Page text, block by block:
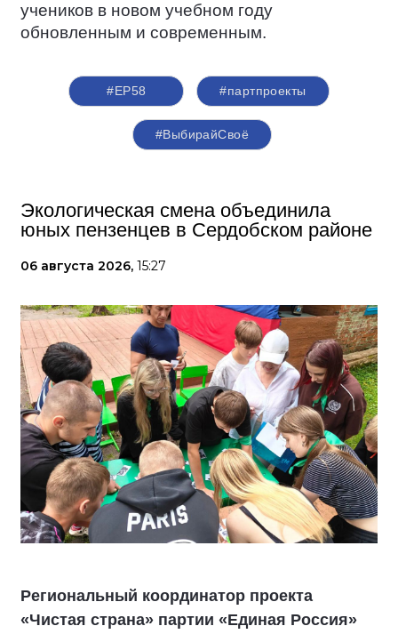
учеников в новом учебном году
обновленным и современным.
#ЕР58 #партпроекты
#ВыбирайСвоё
Экологическая смена объединила
юных пензенцев в Сердобском районе
06 августа 2026, 15:27
Региональный координатор проекта
«Чистая страна» партии «Единая Россия»